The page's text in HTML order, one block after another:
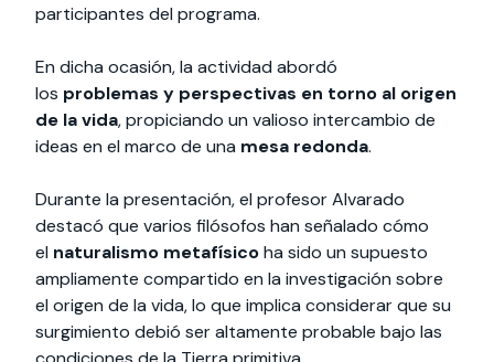
participantes del programa.
En dicha ocasión, la actividad abordó
los problemas y perspectivas en torno al origen
de la vida, propiciando un valioso intercambio de
ideas en el marco de una mesa redonda.
Durante la presentación, el profesor Alvarado
destacó que varios filósofos han señalado cómo
el naturalismo metafísicoha sido un supuesto
ampliamente compartido en la investigación sobre
el origen de la vida, lo que implica considerar que su
surgimiento debió ser altamente probable bajo las